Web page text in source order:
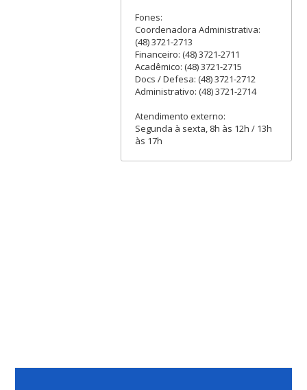
Fones:
Coordenadora Administrativa:
(48) 3721-2713
Financeiro: (48) 3721-2711
Acadêmico: (48) 3721-2715
Docs / Defesa: (48) 3721-2712
Administrativo: (48) 3721-2714
Atendimento externo:
Segunda à sexta, 8h às 12h / 13h
às 17h